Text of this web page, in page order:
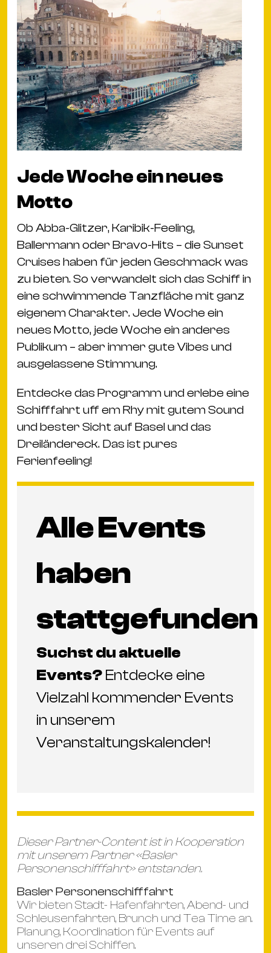
Jede Woche ein neues
Motto
Ob Abba-Glitzer, Karibik-Feeling,
Ballermann oder Bravo-Hits – die Sunset
Cruises haben für jeden Geschmack was
zu bieten. So verwandelt sich das Schiff in
eine schwimmende Tanzfläche mit ganz
eigenem Charakter. Jede Woche ein
neues Motto, jede Woche ein anderes
Publikum – aber immer gute Vibes und
ausgelassene Stimmung.
Entdecke das Programm und erlebe eine
Schifffahrt uff em Rhy mit gutem Sound
und bester Sicht auf Basel und das
Dreiländereck. Das ist pures
Ferienfeeling!
Alle Events
haben
stattgefunden
Suchst du aktuelle
Events? Entdecke eine
Vielzahl kommender Events
in unserem
Veranstaltungskalender!
Dieser Partner-Content ist in Kooperation
mit unserem Partner «Basler
Personenschifffahrt» entstanden.
Basler Personenschifffahrt
Wir bieten Stadt- Hafenfahrten, Abend- und
Schleusenfahrten, Brunch und Tea Time an.
Planung, Koordination für Events auf
unseren drei Schiffen.